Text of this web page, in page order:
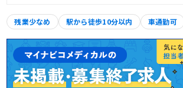
残業少なめ 駅から徒歩10分以内 車通勤可